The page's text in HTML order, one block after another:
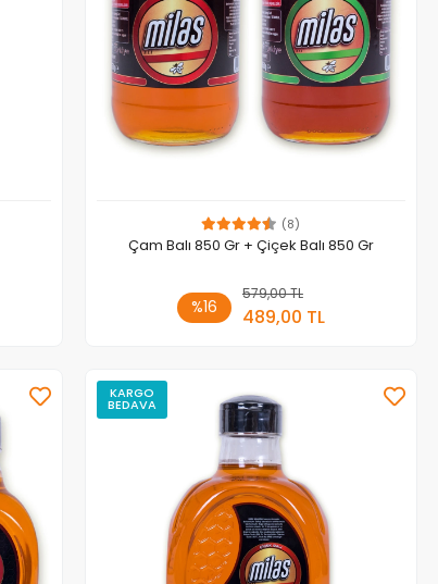
(8)
Çam Balı 850 Gr + Çiçek Balı 850 Gr
%16
579,00 TL
489,00 TL
Sepete Ekle
KARGO
BEDAVA